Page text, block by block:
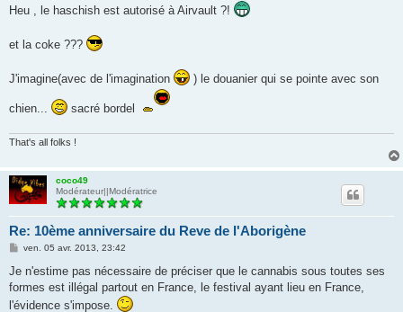
Heu , le haschish est autorisé à Airvault ?!
et la coke ???
J'imagine(avec de l'imagination ) le douanier qui se pointe avec son
chien... sacré bordel
That's all folks !
coco49
Modérateur||Modératrice
Re: 10ème anniversaire du Reve de l'Aborigène
M
s
a
g
ven. 05 avr. 2013, 23:42
Je n'estime pas nécessaire de préciser que le cannabis sous toutes ses
formes est illégal partout en France, le festival ayant lieu en France,
l'évidence s'impose.